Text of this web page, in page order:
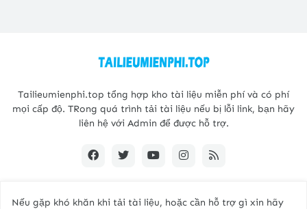
Tailieumienphi.top tổng hợp kho tài liệu miễn phí và có phí
mọi cấp độ. TRong quá trình tải tài liệu nếu bị lỗi link, bạn hãy
liên hệ với Admin để được hỗ trợ.
Nếu gặp khó khăn khi tải tài liệu, hoặc cần hỗ trợ gì xin hãy